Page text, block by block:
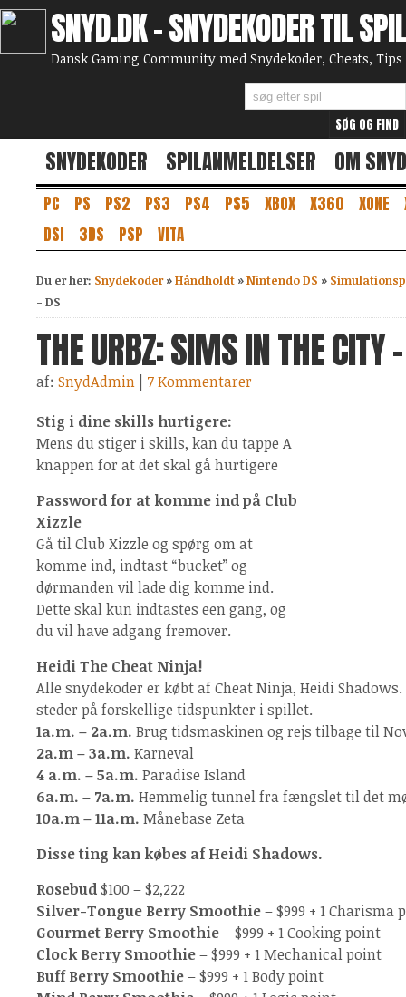
SNYD.DK - SNYDEKODER TIL SPIL
Dansk Gaming Community med Snydekoder, Cheats,
SNYDEKODER SPILANMELDELSER OM SNYD
PC PS PS2 PS3 PS4 PS5 XBOX X360 XONE
DSI
3DS PSP VITA
Du er her: Snydekoder»Håndholdt »Nintendo DS »
- DS
THE URBZ: SIMS IN THE CITY
af: SnydAdmin
7 Kommentarer
Stig i dine skills hurtigere:
Mens du stiger i skills, kan du tappe A
knappen for at det skal gå hurtigere
Password for at komme ind på Club
Xizzle
Gå til Club Xizzle og spørg om at
komme ind, indtast “bucket” og
dørmanden vil lade dig komme ind.
Dette skal kun indtastes een gang, og
du vil have adgang fremover.
Heidi The Cheat Ninja!
Alle snydekoder er købt af Cheat Ninja, Heidi
steder på forskellige tidspunkter i spillet.
1a.m. – 2a.m. Brug tidsmaskinen og rejs tilbage til
2a.m – 3a.m. Karneval
4 a.m. – 5a.m. Paradise Island
6a.m. – 7a.m. Hemmelig tunnel fra fængslet til det
10a.m – 11a.m. Månebase Zeta
Disse ting kan købes af Heidi Shadows.
Rosebud$100 – $2,222
Silver-Tongue Berry Smoothie– $999 + 1 Charisma
Gourmet Berry Smoothie– $999 + 1 Cooking point
Clock Berry Smoothie– $999 + 1 Mechanical point
Buff Berry Smoothie– $999 + 1 Body point